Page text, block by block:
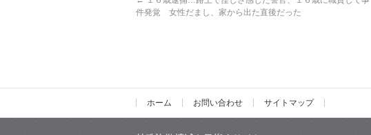
件発覚 女性だまし、家から出た直後だった
ホーム お問い合わせ サイトマップ